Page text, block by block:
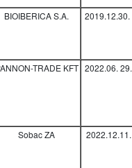
BIOIBERICA S.A. 2019.12.30.
TRADE KFT 2022.06. 29.
Sobac ZA 2022.12.11.